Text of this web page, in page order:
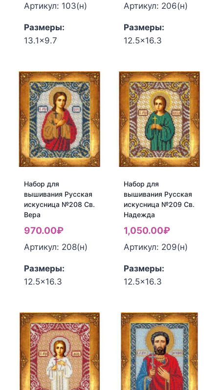
Артикул: 103(н)
Набор
для
вышивания
Русская
искусница
№103
Три
маленькие
иконы
Размеры:
13.1x9.7
Артикул: 206(н)
Набор
для
вышивания
Русская
искусница
№206
Св.
Лариса
Размеры:
12.5x16.3
Набор для
вышивания Русская
искусница №208 Св.
Вера
970.00₽
Артикул: 208(н)
Набор
для
вышивания
Русская
искусница
№208
Размеры:
12.5x16.3
Набор для
вышивания Русская
искусница №209 Св.
Надежда
1,050.00₽
Артикул: 209(н)
Набор
для
вышивания
Русская
искусница
№209
Размеры:
12.5x16.3